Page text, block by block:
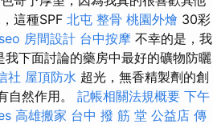
這種SPF 北屯 整骨 桃園外燴 30彩
房間設計 台中按摩 不幸的是，我
下面討論的藥房中最好的礦物防曬
社 屋頂防水 超光，無香精製劑的創
自然作用。 記帳相關法規概要 下午
高雄搬家 台中 撥 筋 堂 公益店 傳